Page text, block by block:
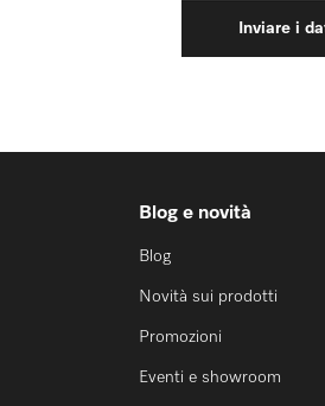
Blog e novità
Blog
Novità sui prodotti
Promozioni
Eventi e showroom